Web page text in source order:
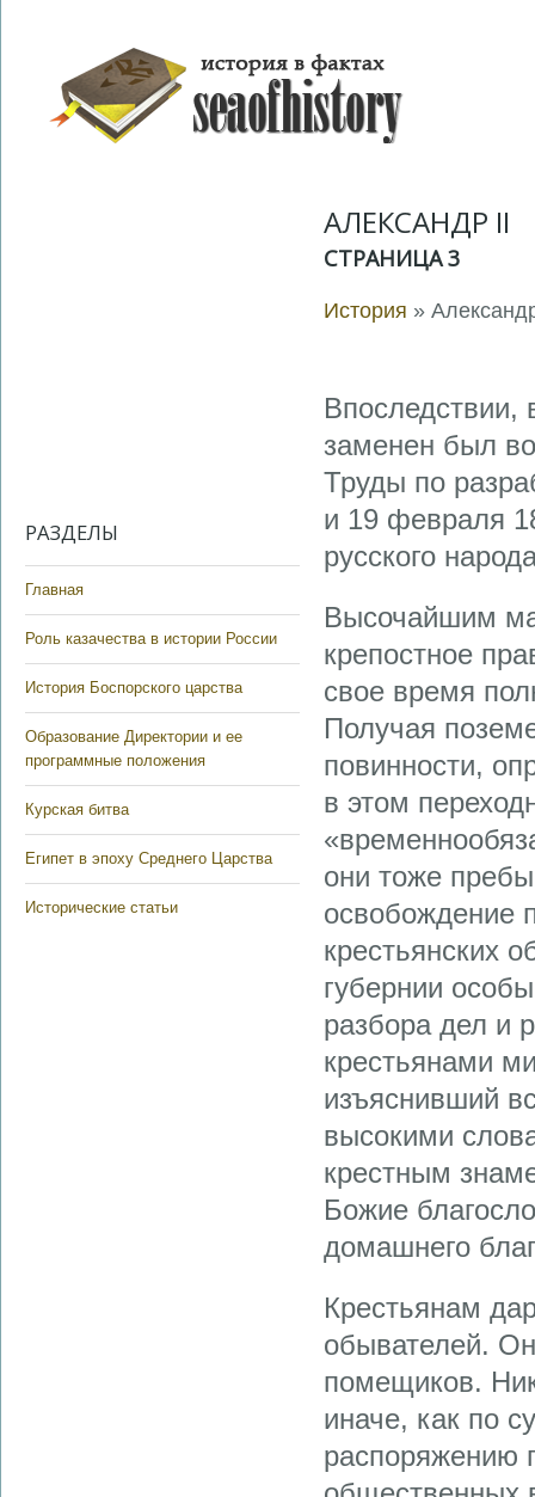
РАЗДЕЛЫ
Главная
Роль казачества в истории России
История Боспорского царства
Образование Директории и ее
программные положения
Курская битва
Египет в эпоху Среднего Царства
Исторические статьи
АЛЕКСАНДР ІІ
СТРАНИЦА 3
История » Александр
Впоследствии,
заменен был
Труды по
и 19 февраля
русского
Высочайшим
крепостное
свое время
Получая
повинности,
в этом
они тоже
освобождение
крестьянских
губернии
разбора дел и
крестьянами
изъяснивший
высокими
крестным
Божие
домашнего
Крестьянам
обывателей.
помещиков.
иначе, как по
распоряжению